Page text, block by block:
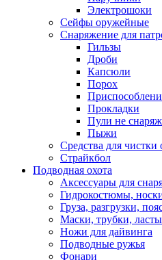
Электрошоки
Сейфы оружейные
Снаряжение для
Гильзы
Дроби
Капсюли
Порох
Прокладки
Пули не
Пыжи
Средства для чистки
Страйкбол
Подводная охота
Аксессуары для
Гидрокостюмы,
Груза, разгрузки,
Маски, трубки, ласты
Ножи для дайвинга
Подводные ружья
Фонари